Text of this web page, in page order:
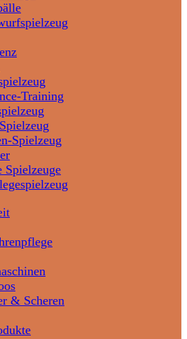
Training
Spielzeug
Spielzeuge
& Scheren